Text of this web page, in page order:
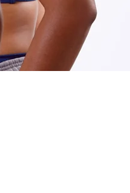
Se connecter